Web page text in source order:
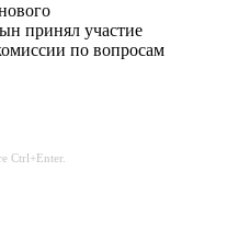
принял участие
по вопросам
Ctrl+Enter.